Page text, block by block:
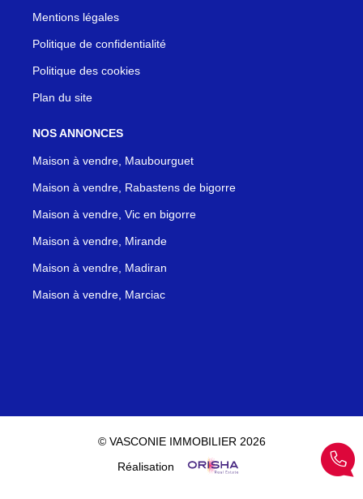
Mentions légales
Politique de confidentialité
Politique des cookies
Plan du site
NOS ANNONCES
Maison à vendre, Maubourguet
Maison à vendre, Rabastens de bigorre
Maison à vendre, Vic en bigorre
Maison à vendre, Mirande
Maison à vendre, Madiran
Maison à vendre, Marciac
© VASCONIE IMMOBILIER 2026
Réalisation